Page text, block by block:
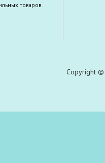
товаров.
Copyright ©